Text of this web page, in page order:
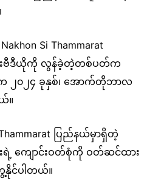
Si Thammarat
းဗီဒီယိုကို လွန်ခဲ့တဲ့တစ်ပတ်က
က ၂၀၂၄ ခုနှစ်၊ အောက်တိုဘာလ
။
ပြည်နယ်မှာရှိတဲ့
းရဲ့ ကျောင်းဝတ်စုံကို ဝတ်ဆင်ထား
င်ပါတယ်။